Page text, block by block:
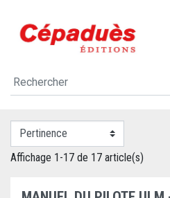
Affichage 1-17 de 17 article(s)